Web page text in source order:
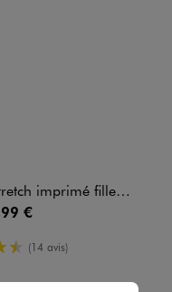
fille - Stitch (lot de 3)
€
5 de moyenne
(14 avis)